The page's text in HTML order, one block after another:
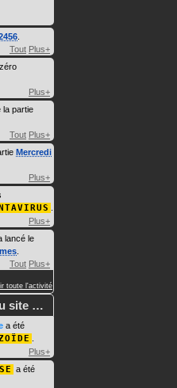
Tout Plus+
Plus+
la partie
Tout Plus+
Mercredi
Plus+
Plus+
lancé le
Tout Plus+
toute l'activité
site …
a été
Plus+
a été